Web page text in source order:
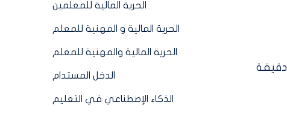
واستمراراً من الأكاديمية في دعمكم في تطوير مشواركم المهني يمكنك حجز استشارة مجانية لمدة 30 دقيقة
الحرية المالية للمعلمين
الحرية المالية و المهنية للمعلم
الحرية المالية والمهنية للمعلم
الدخل المستدام
الذكاء الإصطناعي في التعليم